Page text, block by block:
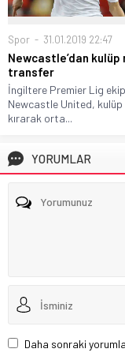
Spor 31.01.2019 22:47
Newcastle’dan kulüp
transfer
İngiltere Premier Lig
Newcastle United, kulüp
kırarak orta...
YORUMLAR
Daha sonraki